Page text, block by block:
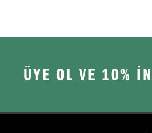
ÜYE OL VE 10%